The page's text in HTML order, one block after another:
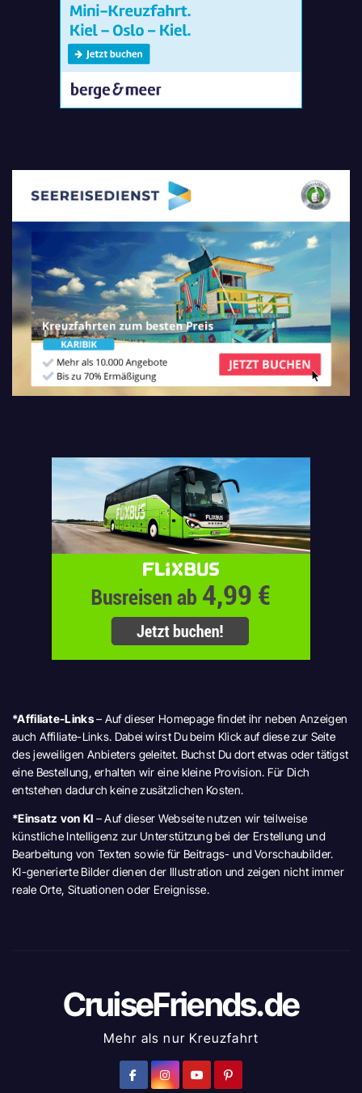
*Affiliate-Links– Auf dieser Homepage findet ihr neben Anzeigen
auch Affiliate-Links. Dabei wirst Du beim Klick auf diese zur Seite
des jeweiligen Anbieters geleitet. Buchst Du dort etwas oder tätigst
eine Bestellung, erhalten wir eine kleine Provision. Für Dich
entstehen dadurch keine zusätzlichen Kosten.
*Einsatz von KI – Auf dieser Webseite nutzen wir teilweise
künstliche Intelligenz zur Unterstützung bei der Erstellung und
Bearbeitung von Texten sowie für Beitrags- und Vorschaubilder.
KI-generierte Bilder dienen der Illustration und zeigen nicht immer
reale Orte, Situationen oder Ereignisse.
CruiseFriends.de
Mehr als nur Kreuzfahrt